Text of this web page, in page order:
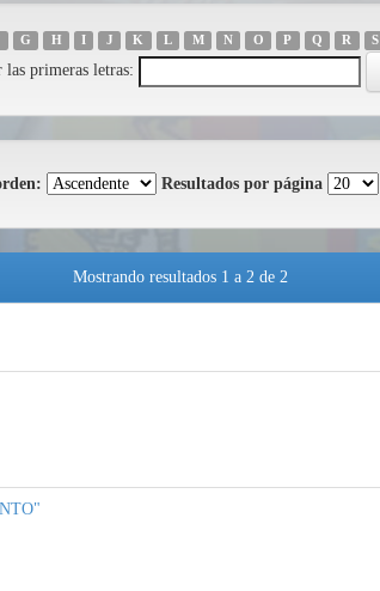
G H I J K L M N O P Q R S
primeras letras:
Resultados por página
Mostrando resultados 1 a 2 de 2